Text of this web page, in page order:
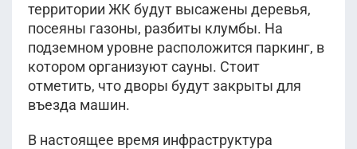
территории ЖК будут высажены деревья,
посеяны газоны, разбиты клумбы. На
подземном уровне расположится паркинг, в
котором организуют сауны. Стоит
отметить, что дворы будут закрыты для
въезда машин.
В настоящее время инфраструктура